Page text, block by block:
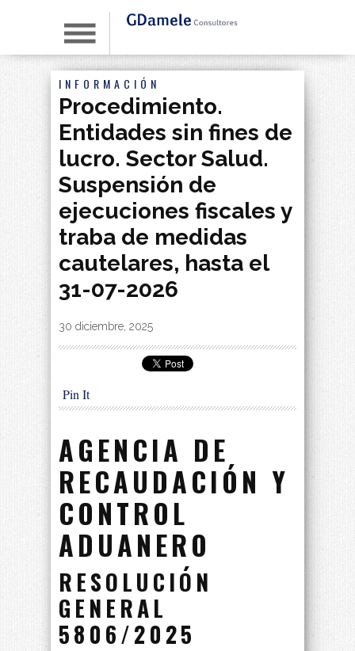
INFORMACIÓN
Procedimiento.
Entidades sin fines de
lucro. Sector Salud.
Suspensión de
ejecuciones fiscales y
traba de medidas
cautelares, hasta el
31-07-2026
By|
30 diciembre, 2025
Pin It
AGENCIA DE
RECAUDACIÓN Y
CONTROL
ADUANERO
RESOLUCIÓN
GENERAL
5806/2025